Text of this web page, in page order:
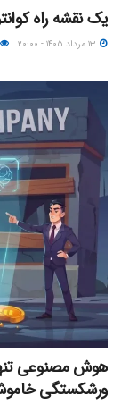
یک نقشه راه
هوش مصنوعی
ورشکستگی